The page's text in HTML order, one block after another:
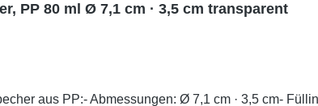
PP 80 ml Ø 7,1 cm · 3,5 cm transparent
aus PP:- Abmessungen: Ø 7,1 cm · 3,5 cm-